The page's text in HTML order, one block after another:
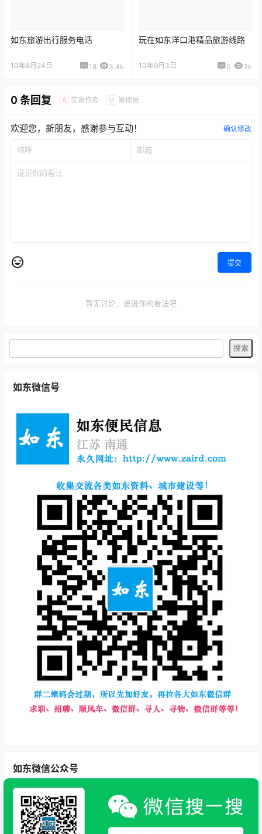
如东旅游出行服务电话
10年8月24日 18 3.4k
玩在如东洋口港精品旅游线路
10年9月3日 0 3k
0 条回复 A 文章作者 M 管理员
欢迎您，新朋友，感谢参与互动！ 确认修改
提交
暂无讨论，说说你的看法吧
如东微信号
如东微信公众号